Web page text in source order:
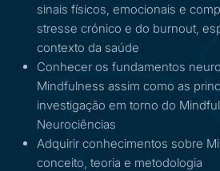
sinais físicos, emocionais e
stresse crónico e do burnout,
contexto da saúde
Conhecer os fundamentos
Mindfulness assim como as
investigação em torno do
Neurociências
Adquirir conhecimentos sobre
conceito, teoria e metodologia